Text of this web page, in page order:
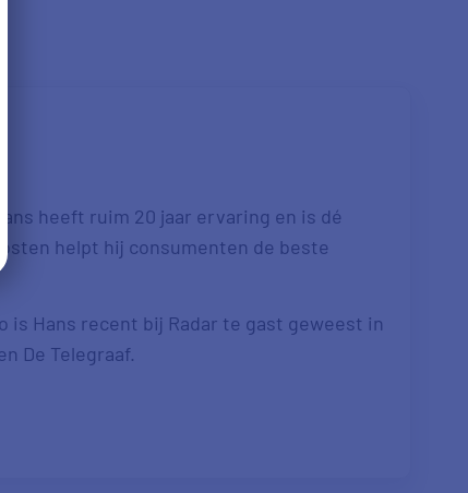
heeft ruim 20 jaar ervaring en is dé
helpt hij consumenten de beste
Hans recent bij Radar te gast geweest in
De Telegraaf.